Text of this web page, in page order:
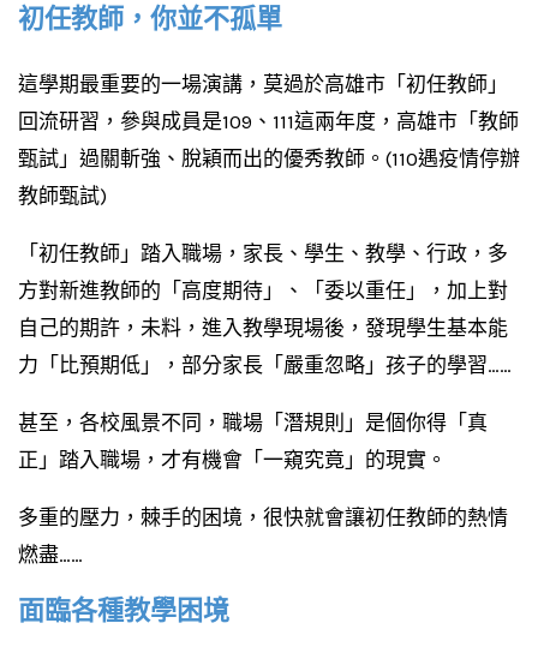
初任教師，你並不孤單
這學期最重要的一場演講，莫過於高雄市「初任教師」
回流研習，參與成員是109、111這兩年度，高雄市「教師
甄試」過關斬強、脫穎而出的優秀教師。(110遇疫情停辦
教師甄試)
「初任教師」踏入職場，家長、學生、教學、行政，多
方對新進教師的「高度期待」、「委以重任」，加上對
自己的期許，未料，進入教學現場後，發現學生基本能
力「比預期低」，部分家長「嚴重忽略」孩子的學習……
甚至，各校風景不同，職場「潛規則」是個你得「真
正」踏入職場，才有機會「一窺究竟」的現實。
多重的壓力，棘手的困境，很快就會讓初任教師的熱情
燃盡……
面臨各種教學困境